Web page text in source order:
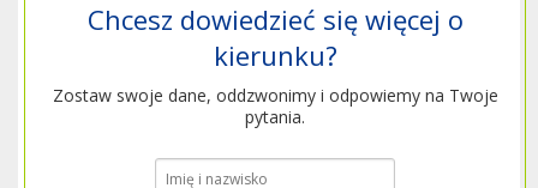
Chcesz dowiedzieć się więcej o
kierunku?
Zostaw swoje dane, oddzwonimy i odpowiemy na Twoje
pytania.